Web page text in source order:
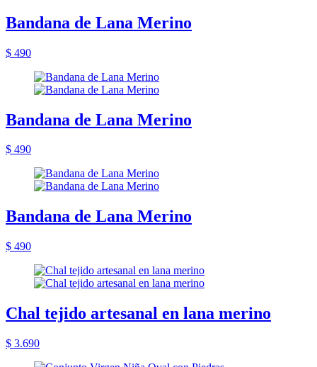
Bandana de Lana Merino
$ 490
Bandana de Lana Merino
$ 490
Bandana de Lana Merino
$ 490
Chal tejido artesanal en lana merino
$ 3.690